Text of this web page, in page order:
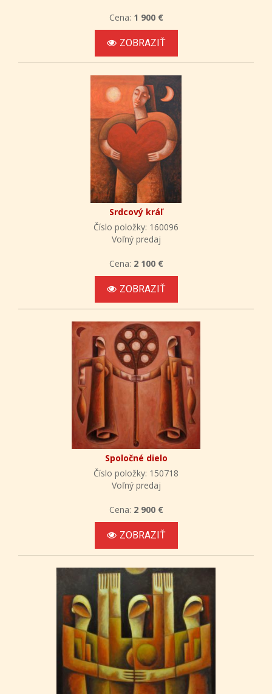
Cena: 1 900 €
ZOBRAZIŤ
Srdcový kráľ
Číslo položky: 160096
Voľný predaj
Cena: 2 100 €
ZOBRAZIŤ
Spoločné dielo
Číslo položky: 150718
Voľný predaj
Cena: 2 900 €
ZOBRAZIŤ